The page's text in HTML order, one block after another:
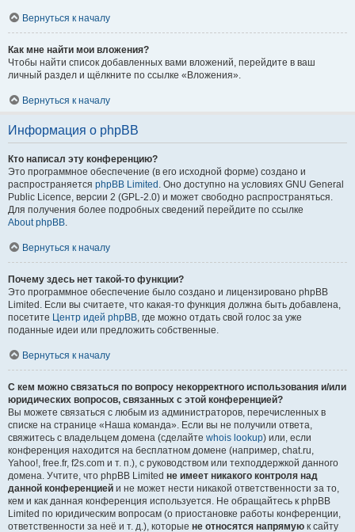
Вернуться к началу
Как мне найти мои вложения?
Чтобы найти список добавленных вами вложений, перейдите в ваш
личный раздел и щёлкните по ссылке «Вложения».
Вернуться к началу
Информация о phpBB
Кто написал эту конференцию?
Это программное обеспечение (в его исходной форме) создано и
распространяется phpBB Limited . Оно доступно на условиях GNU General
Public Licence, версии 2 (GPL-2.0) и может свободно распространяться.
Для получения более подробных сведений перейдите по ссылке
About phpBB.
Вернуться к началу
Почему здесь нет такой-то функции?
Это программное обеспечение было создано и лицензировано phpBB
Limited. Если вы считаете, что какая-то функция должна быть добавлена,
посетите Центр идей phpBB, где можно отдать свой голос за уже
поданные идеи или предложить собственные.
Вернуться к началу
С кем можно связаться по вопросу некорректного использования и/или
юридических вопросов, связанных с этой конференцией?
Вы можете связаться с любым из администраторов, перечисленных в
списке на странице «Наша команда». Если вы не получили ответа,
свяжитесь с владельцем домена (сделайте whois lookup) или, если
конференция находится на бесплатном домене (например, chat.ru,
Yahoo!, free.fr, f2s.com и т. п.), с руководством или техподдержкой данного
домена. Учтите, что phpBB Limited не имеет никакого контроля над
данной конференцией и не может нести никакой ответственности за то,
кем и как данная конференция используется. Не обращайтесь к phpBB
Limited по юридическим вопросам (о приостановке работы конференции,
ответственности за неё и т. д.), которые не относятся напрямую к сайту